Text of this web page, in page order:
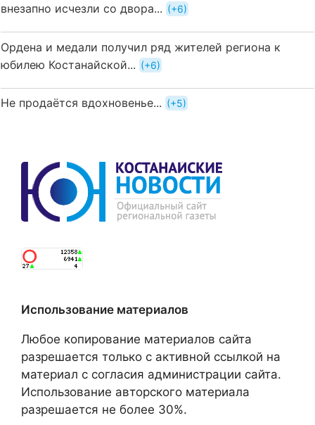
внезапно исчезли со двора...
+6
Ордена и медали получил ряд жителей региона к
юбилею Костанайской...
+6
Не продаётся вдохновенье... +5
Использование материалов
Любое копирование материалов сайта
разрешается только с активной ссылкой на
материал с согласия администрации сайта.
Использование авторского материала
разрешается не более 30%.